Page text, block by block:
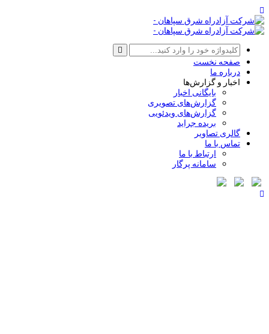
صفحه نخست
درباره ما
اخبار و گزارش‌ها
بایگانی اخبار
گزارش‌های تصویری
گزارش‌های ویدئویی
بریده جراید
گالری تصاویر
تماس با ما
ارتباط با ما
سامانه پرگار